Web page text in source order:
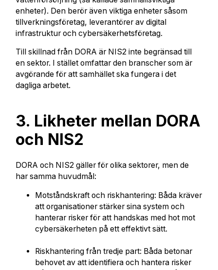
enheter). Den berör även viktiga enheter såsom
tillverkningsföretag, leverantörer av digital
infrastruktur och cybersäkerhetsföretag.
Till skillnad från DORA är NIS2 inte begränsad till
en sektor. I stället omfattar den branscher som är
avgörande för att samhället ska fungera i det
dagliga arbetet.
3. Likheter mellan DORA
och NIS2
DORA och NIS2 gäller för olika sektorer, men de
har samma huvudmål:
Motståndskraft och riskhantering: Båda kräver
att organisationer stärker sina system och
hanterar risker för att handskas med hot mot
cybersäkerheten på ett effektivt sätt.
Riskhantering från tredje part: Båda betonar
behovet av att identifiera och hantera risker